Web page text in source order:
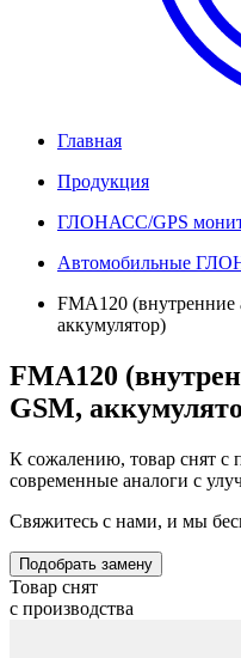
Главная
Продукция
ГЛОНАСС/GPS
Автомобильные
FMA120
аккумулятор)
FMA120
GSM,
К сожалению, товар снят с
современные аналоги с
Свяжитесь с нами, и мы
Подобрать замену
Товар снят
с производства